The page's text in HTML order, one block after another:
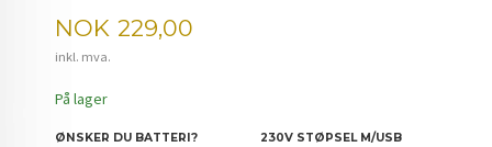
Pris
NOK 229,00
inkl. mva.
På lager
ØNSKER DU BATTERI? 230V STØPSEL M/USB